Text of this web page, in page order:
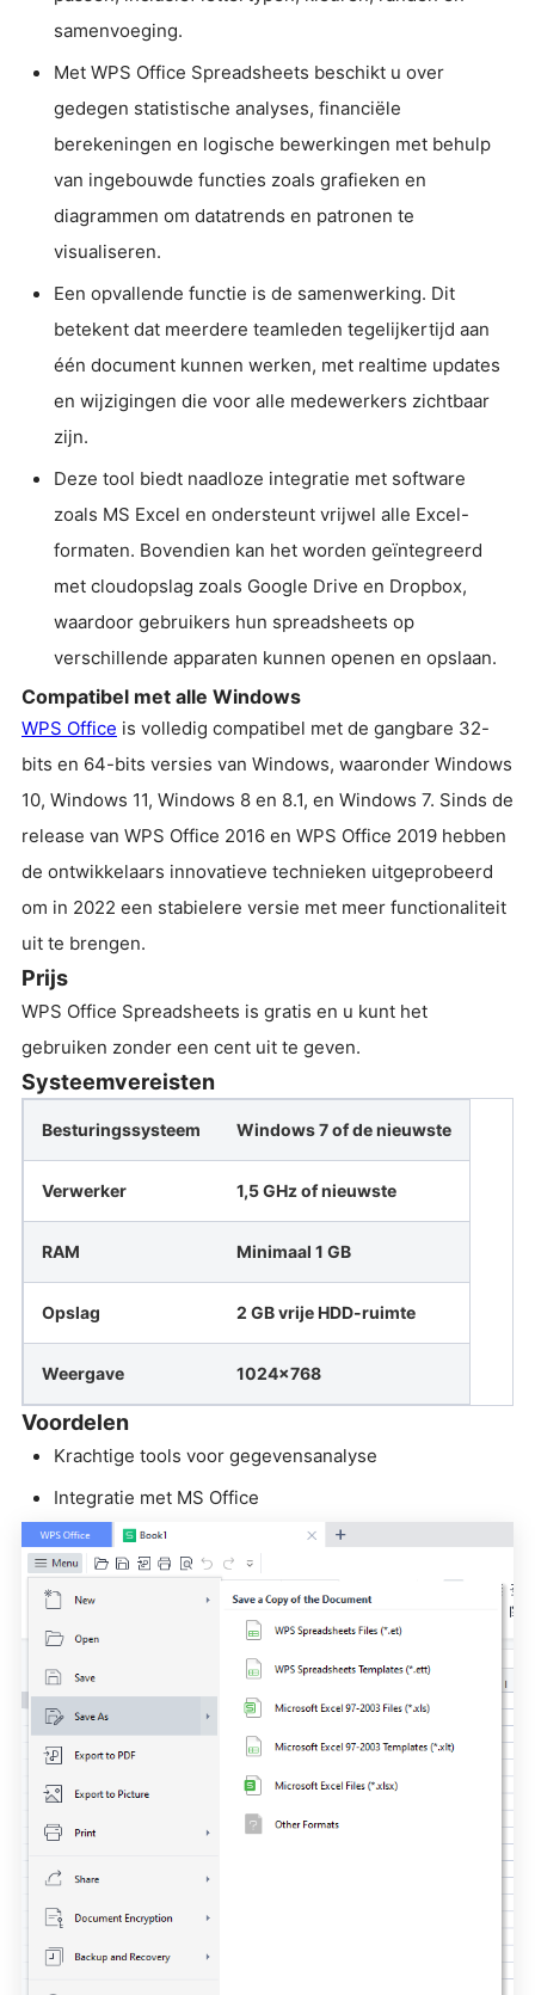
samenvoeging.
Met WPS Office Spreadsheets beschikt u over
gedegen statistische analyses, financiële
berekeningen en logische bewerkingen met behulp
van ingebouwde functies zoals grafieken en
diagrammen om datatrends en patronen te
visualiseren.
Een opvallende functie is de samenwerking. Dit
betekent dat meerdere teamleden tegelijkertijd aan
één document kunnen werken, met realtime updates
en wijzigingen die voor alle medewerkers zichtbaar
zijn.
Deze tool biedt naadloze integratie met software
zoals MS Excel en ondersteunt vrijwel alle Excel-
formaten. Bovendien kan het worden geïntegreerd
met cloudopslag zoals Google Drive en Dropbox,
waardoor gebruikers hun spreadsheets op
verschillende apparaten kunnen openen en opslaan.
Compatibel met alle Windows
WPS Office is volledig compatibel met de gangbare 32-
bits en 64-bits versies van Windows, waaronder Windows
10, Windows 11, Windows 8 en 8.1, en Windows 7. Sinds de
release van WPS Office 2016 en WPS Office 2019 hebben
de ontwikkelaars innovatieve technieken uitgeprobeerd
om in 2022 een stabielere versie met meer functionaliteit
uit te brengen.
Prijs
WPS Office Spreadsheets is gratis en u kunt het
gebruiken zonder een cent uit te geven.
Systeemvereisten
Besturingssysteem Windows 7 of de nieuwste
Verwerker 1,5 GHz of nieuwste
RAM Minimaal 1 GB
Opslag 2 GB vrije HDD-ruimte
Weergave 1024x768
Voordelen
Krachtige tools voor gegevensanalyse
Integratie met MS Office